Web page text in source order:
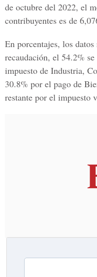
de octubre del 2022, el
contribuyentes es de
En porcentajes, los
recaudación, el 54.2%
impuesto de Industria,
30.8% por el pago de
restante por el impuesto